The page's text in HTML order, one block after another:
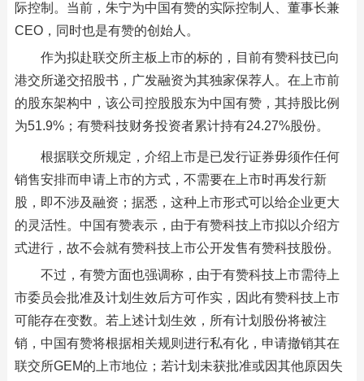
际控制。当前，朱宁为中国有赞的实际控制人、董事长兼
CEO，同时也是有赞的创始人。
作为拟赴联交所主板上市的标的，目前有赞科技已向
港交所递交招股书，广发融资为其独家保荐人。在上市前
的股东架构中，该公司控股股东为中国有赞，其持股比例
为51.9%；有赞科技财务投资者累计持有24.27%股份。
根据联交所规定，介绍上市是已发行证券毋须作任何
销售安排而申请上市的方式，不需要在上市时再发行新
股，即不涉及融资；据悉，这种上市形式可以给企业更大
的灵活性。中国有赞表示，由于有赞科技上市拟以介绍方
式进行，故不会就有赞科技上市公开发售有赞科技股份。
不过，有赞方面也强调称，由于有赞科技上市需待上
市委员会批准及计划生效后方可作实，因此有赞科技上市
可能存在变数。若上述计划生效，所有计划股份将被注
销，中国有赞将根据相关规则进行私有化，申请撤销其在
联交所GEM的上市地位；若计划未获批准或因其他原因失